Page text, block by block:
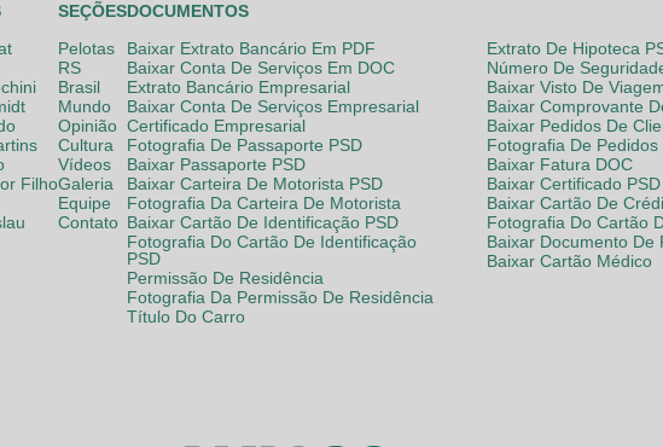
Filho
SEÇÕES
Pelotas
RS
Brasil
Mundo
Opinião
Cultura
Vídeos
Galeria
Equipe
Contato
DOCUMENTOS
Baixar Extrato Bancário Em PDF
Baixar Conta De Serviços Em DOC
Extrato Bancário Empresarial
Baixar Conta De Serviços Empresarial
Certificado Empresarial
Fotografia De Passaporte PSD
Baixar Passaporte PSD
Baixar Carteira De Motorista PSD
Fotografia Da Carteira De Motorista
Baixar Cartão De Identificação PSD
Fotografia Do Cartão De Identificação
PSD
Permissão De Residência
Fotografia Da Permissão De Residência
Título Do Carro
Extrato De Hipoteca
Número De
Baixar Visto De
Baixar Comprovante
Baixar Pedidos De
Fotografia De
Baixar Fatura DOC
Baixar Certificado PSD
Baixar Cartão De
Fotografia Do Cartão
Baixar Documento De
Baixar Cartão Médico